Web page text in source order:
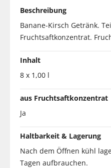
Beschreibung
Banane-Kirsch Getränk.
Fruchtsaftkonzentrat.
Inhalt
8 x 1,00 l
aus Fruchtsaftkonzentrat
Ja
Haltbarkeit & Lagerung
Nach dem Öffnen kühl
Tagen aufbrauchen.